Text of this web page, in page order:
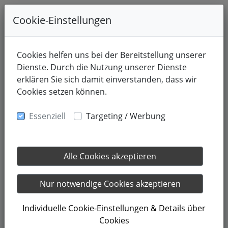
Hormone
Wenn die Tage wieder länger werden, dann bricht nicht
Cookie-Einstellungen
Cookies helfen uns bei der Bereitstellung unserer
Dienste. Durch die Nutzung unserer Dienste
erklären Sie sich damit einverstanden, dass wir
Cookies setzen können.
Essenziell Targeting / Werbung
Alle Cookies akzeptieren
Nur notwendige Cookies akzeptieren
Individuelle Cookie-Einstellungen & Details über
Cookies